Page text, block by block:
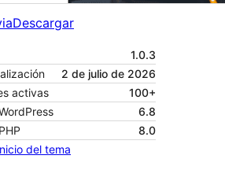
Descargar
1.0.3
2 de julio de 2026
activas
100+
6.8
8.0
del tema